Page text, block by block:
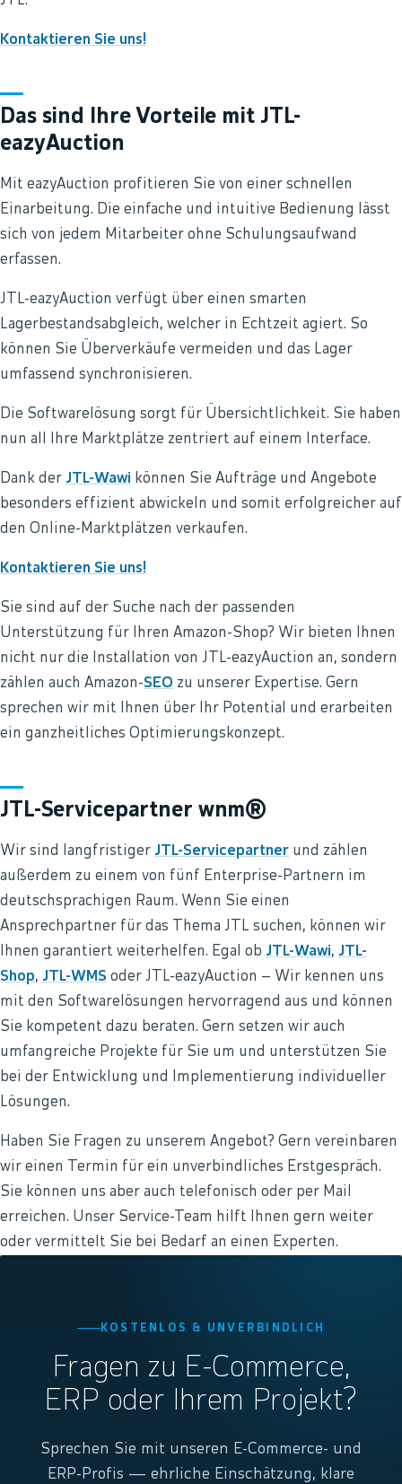
Kontaktieren Sie uns!
Das sind Ihre Vorteile mit JTL-
eazyAuction
Mit eazyAuction profitieren Sie von einer schnellen
Einarbeitung. Die einfache und intuitive Bedienung lässt
sich von jedem Mitarbeiter ohne Schulungsaufwand
erfassen.
JTL-eazyAuction verfügt über einen smarten
Lagerbestandsabgleich, welcher in Echtzeit agiert. So
können Sie Überverkäufe vermeiden und das Lager
umfassend synchronisieren.
Die Softwarelösung sorgt für Übersichtlichkeit. Sie haben
nun all Ihre Marktplätze zentriert auf einem Interface.
Dank der JTL-Wawi können Sie Aufträge und Angebote
besonders effizient abwickeln und somit erfolgreicher auf
den Online-Marktplätzen verkaufen.
Kontaktieren Sie uns!
Sie sind auf der Suche nach der passenden
Unterstützung für Ihren Amazon-Shop? Wir bieten Ihnen
nicht nur die Installation von JTL-eazyAuction an, sondern
zählen auch Amazon-SEO zu unserer Expertise. Gern
sprechen wir mit Ihnen über Ihr Potential und erarbeiten
ein ganzheitliches Optimierungskonzept.
JTL-Servicepartner wnm®
Wir sind langfristiger JTL-Servicepartner und zählen
außerdem zu einem von fünf Enterprise-Partnern im
deutschsprachigen Raum. Wenn Sie einen
Ansprechpartner für das Thema JTL suchen, können wir
Ihnen garantiert weiterhelfen. Egal ob JTL-Wawi, JTL-
Shop, JTL-WMS oder JTL-eazyAuction – Wir kennen uns
mit den Softwarelösungen hervorragend aus und können
Sie kompetent dazu beraten. Gern setzen wir auch
umfangreiche Projekte für Sie um und unterstützen Sie
bei der Entwicklung und Implementierung individueller
Lösungen.
Haben Sie Fragen zu unserem Angebot? Gern vereinbaren
wir einen Termin für ein unverbindliches Erstgespräch.
Sie können uns aber auch telefonisch oder per Mail
erreichen. Unser Service-Team hilft Ihnen gern weiter
oder vermittelt Sie bei Bedarf an einen Experten.
KOSTENLOS & UNVERBINDLICH
Fragen zu E-Commerce,
ERP oder Ihrem Projekt?
Sprechen Sie mit unseren E-Commerce- und
ERP-Profis — ehrliche Einschätzung, klare